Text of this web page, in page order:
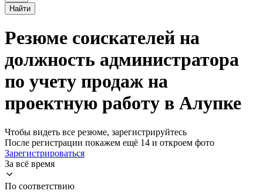
Найти
Резюме соискателей на
должность администратора
по учету продаж на
проектную работу в Алупке
Чтобы видеть все резюме, зарегистрируйтесь
После регистрации покажем ещё 14 и откроем фото
Зарегистрироваться
За всё время
По соответствию